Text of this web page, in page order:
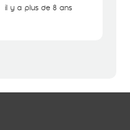
il y a plus de 8 ans